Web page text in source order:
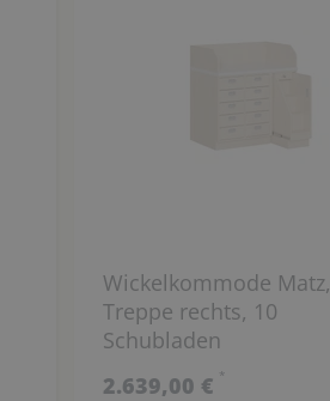
Wickelkommode Matz,
Treppe rechts, 10
Schubladen
2.639,00 € *